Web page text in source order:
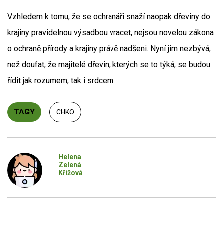
Vzhledem k tomu, že se ochranáři snaží naopak dřeviny do
krajiny pravidelnou výsadbou vracet, nejsou novelou zákona
o ochraně přírody a krajiny právě nadšeni. Nyní jim nezbývá,
než doufat, že majitelé dřevin, kterých se to týká, se budou
řídit jak rozumem, tak i srdcem.
TAGY CHKO
Helena
Zelená
Křížová